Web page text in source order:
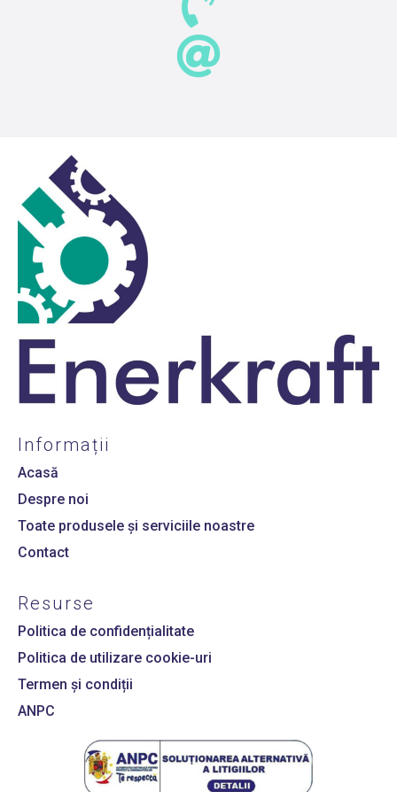
Informații
Acasă
Despre noi
Toate produsele și serviciile noastre
Contact
Resurse
Politica de confidențialitate
Politica de utilizare cookie-uri
Termen și condiții
ANPC